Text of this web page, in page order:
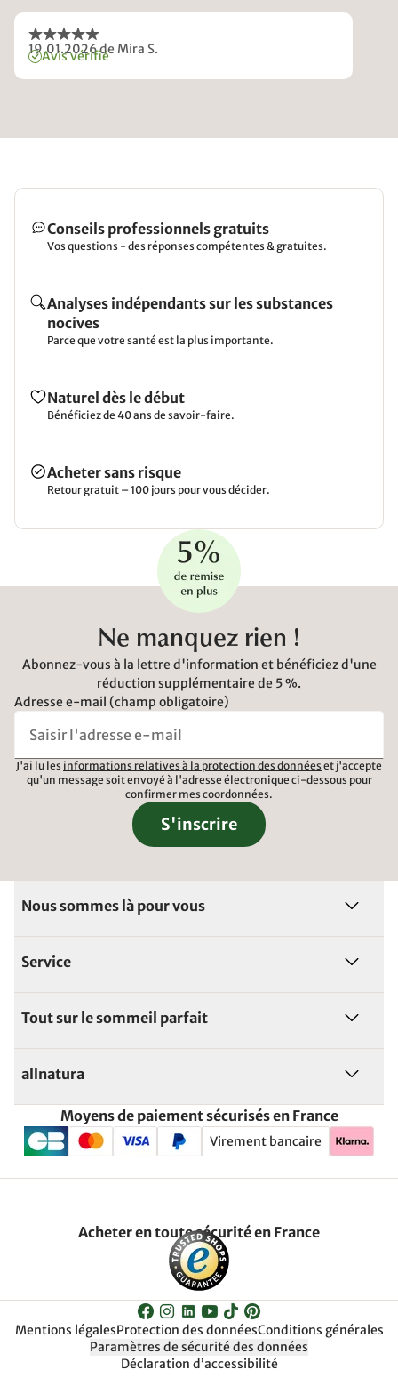
19.01.2026de Mira S.
Avis vérifié
Conseils professionnels gratuits
Vos questions - des réponses compétentes & gratuites.
Analyses indépendants sur les substances
nocives
Parce que votre santé est la plus importante.
Naturel dès le début
Bénéficiez de 40 ans de savoir-faire.
Acheter sans risque
Retour gratuit – 100 jours pour vous décider.
Ne manquez rien !
Abonnez-vous à la lettre d'information et bénéficiez d'une
réduction supplémentaire de 5 %.
Adresse e-mail (champ obligatoire)
J'ai lu les informations relatives à la protection des données et j'accepte
qu'un message soit envoyé à l'adresse électronique ci-dessous pour
confirmer mes coordonnées.
S'inscrire
Nous sommes là pour vous
Service
Tout sur le sommeil parfait
allnatura
Moyens de paiement sécurisés en France
Virement bancaire
Acheter en toute sécurité en France
Mentions légalesProtection des donnéesConditions générales
Paramètres de sécurité des données
Déclaration d’accessibilité